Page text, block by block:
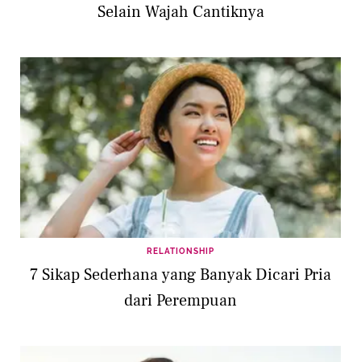
Selain Wajah Cantiknya
RELATIONSHIP
7 Sikap Sederhana yang Banyak Dicari Pria
dari Perempuan